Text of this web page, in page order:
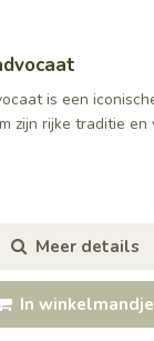
is een
zijn rijke traditie en
Meer details
In winkelmandje